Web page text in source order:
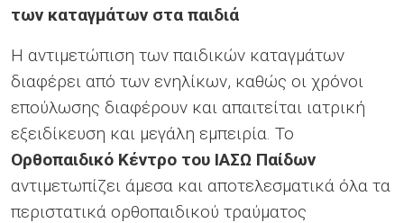
Για να
μπορέσετε να δείτε το videoδώστε μας την
των καταγμάτων στα παιδιά
Η αντιμετώπιση των παιδικών καταγμάτων
διαφέρει από των ενηλίκων, καθώς οι χρόνοι
επούλωσης διαφέρουν και απαιτείται ιατρική
εξειδίκευση και μεγάλη εμπειρία. Το
Ορθοπαιδικό Κέντρο του ΙΑΣΩ Παίδων
αντιμετωπίζει άμεσα και αποτελεσματικά όλα τα
περιστατικά ορθοπαιδικού τραύματος